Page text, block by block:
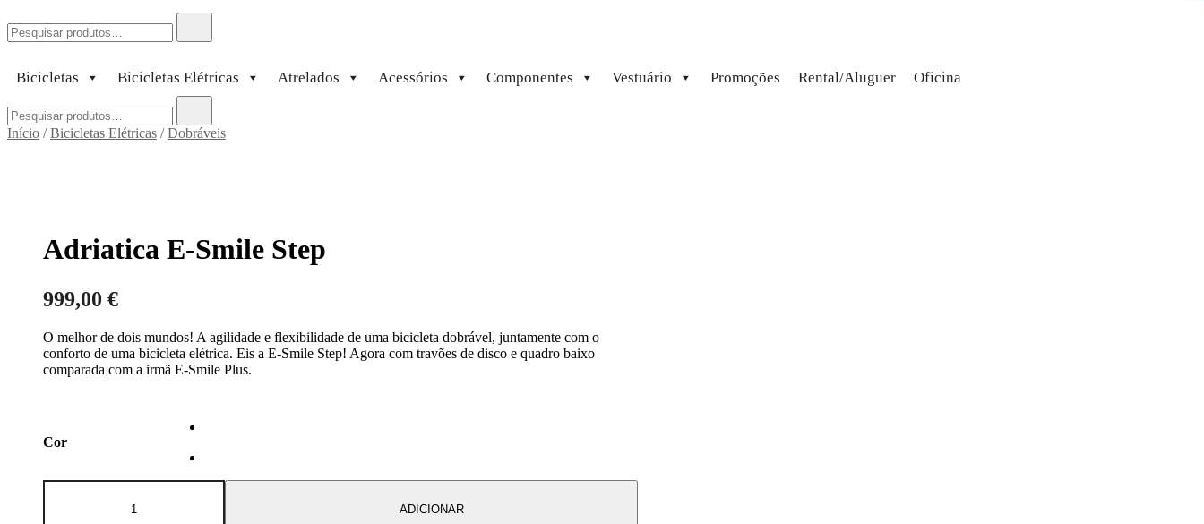
por:
Bicicletas Bicicletas Elétricas Atrelados Acessórios Componentes Vestuário Promoções Rental/Aluguer Oficina
por:
Início /Bicicletas Elétricas /Dobráveis
Adriatica E-Smile Step
999,00 €
O melhor de dois mundos! A agilidade e flexibilidade de uma bicicleta dobrável, juntamente com o
conforto de uma bicicleta elétrica. Eis a E-Smile Step! Agora com travões de disco e quadro baixo
comparada com a irmã E-Smile Plus.
Cor
de
ADICIONAR